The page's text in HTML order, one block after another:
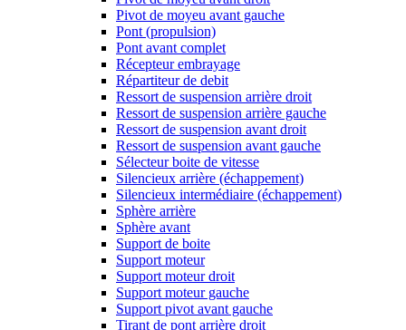
Pivot de moyeu avant gauche
Pont (propulsion)
Pont avant complet
Récepteur embrayage
Répartiteur de debit
Ressort de suspension arrière droit
Ressort de suspension arrière gauche
Ressort de suspension avant droit
Ressort de suspension avant gauche
Sélecteur boite de vitesse
Silencieux arrière (échappement)
Silencieux intermédiaire (échappement)
Sphère arrière
Sphère avant
Support de boite
Support moteur
Support moteur droit
Support moteur gauche
Support pivot avant gauche
Tirant de pont arrière droit